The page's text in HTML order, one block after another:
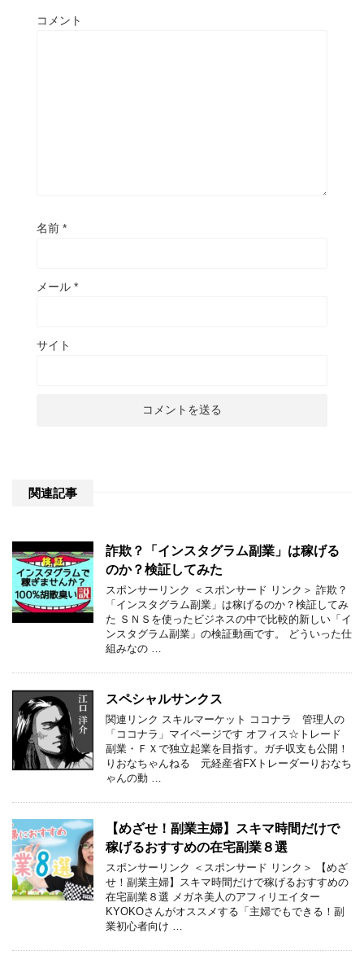
コメント
名前 *
メール *
サイト
関連記事
詐欺？「インスタグラム副業」は稼げる
のか？検証してみた
スポンサーリンク ＜スポンサード リンク＞ 詐欺？
「インスタグラム副業」は稼げるのか？検証してみ
た ＳＮＳを使ったビジネスの中で比較的新しい「イ
ンスタグラム副業」の検証動画です。 どういった仕
組みなの …
スペシャルサンクス
関連リンク スキルマーケット ココナラ 管理人の
「ココナラ」マイページです オフィス☆トレード
副業・ＦＸで独立起業を目指す。ガチ収支も公開！
りおなちゃんねる 元経産省FXトレーダーりおなち
ゃんの動 …
【めざせ！副業主婦】スキマ時間だけで
稼げるおすすめの在宅副業８選
スポンサーリンク ＜スポンサード リンク＞ 【めざ
せ！副業主婦】スキマ時間だけで稼げるおすすめの
在宅副業８選 メガネ美人のアフィリエイター
KYOKOさんがオススメする「主婦でもできる！副
業初心者向け …